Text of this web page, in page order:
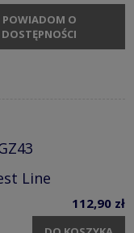
POWIADOM O
DOSTĘPNOŚCI
Line
112,90 zł